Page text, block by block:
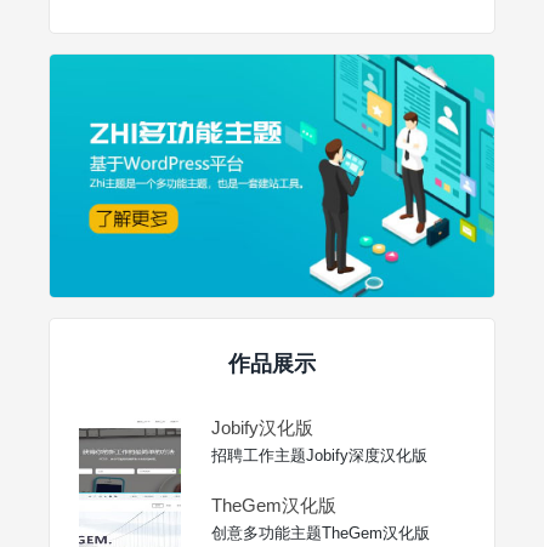
作品展示
Jobify汉化版
招聘工作主题Jobify深度汉化版
TheGem汉化版
创意多功能主题TheGem汉化版